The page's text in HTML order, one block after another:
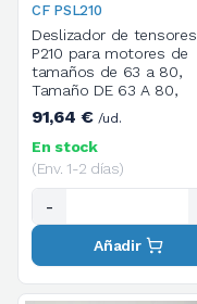
CF PSL210
Deslizador de tensores
P210 para motores de
tamaños de 63 a 80,
Tamaño DE 63 A 80,
91,64 €/ud.
En stock
(Env. 1-2 días)
-
Añadir